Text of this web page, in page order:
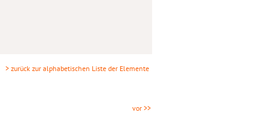
> zurück zur alphabetischen Liste der Elemente
vor >>